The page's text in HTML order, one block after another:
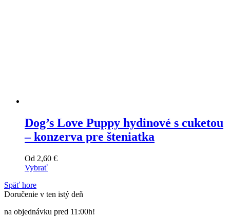
Dog’s Love Puppy hydinové s cuketou
– konzerva pre šteniatka
Od 2,60 €
Vybrať
výrobok
má
variantov.
Späť hore
Doručenie v ten istý deň
na objednávku pred 11:00h!